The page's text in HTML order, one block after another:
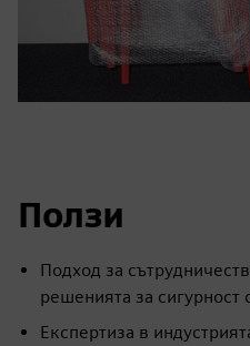
Ползи
Подход за
решенията за
Експертиза в